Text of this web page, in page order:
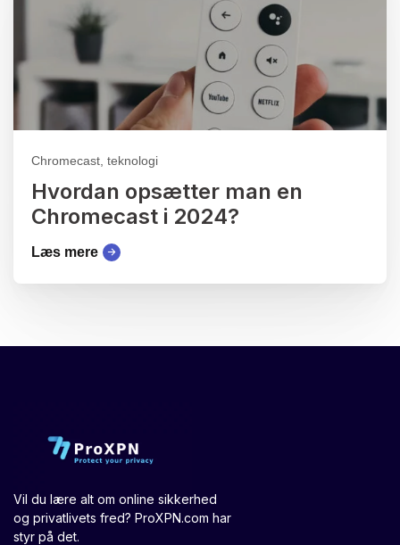
Chromecast, teknologi
Hvordan opsætter man en
Chromecast i 2024?
Læs mere
Vil du lære alt om online sikkerhed
og privatlivets fred? ProXPN.com har
styr på det.